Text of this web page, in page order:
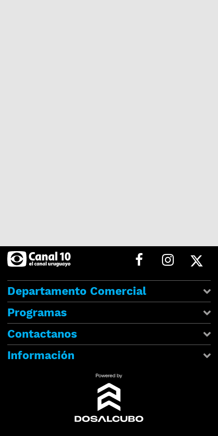
Departamento Comercial
Programas
Contactanos
Información